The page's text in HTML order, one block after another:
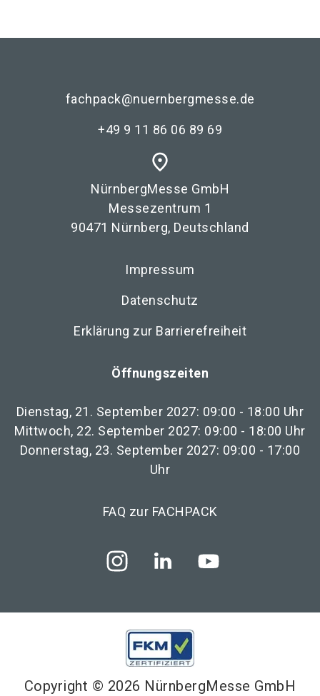
fachpack@nuernbergmesse.de
+49 9 11 86 06 89 69
place
NürnbergMesse GmbH
Messezentrum 1
90471 Nürnberg, Deutschland
Impressum
Datenschutz
Erklärung zur Barrierefreiheit
Öffnungszeiten
Dienstag, 21. September 2027: 09:00 - 18:00 Uhr
Mittwoch, 22. September 2027: 09:00 - 18:00 Uhr
Donnerstag, 23. September 2027: 09:00 - 17:00
Uhr
FAQ zur FACHPACK
Copyright © 2026 NürnbergMesse GmbH